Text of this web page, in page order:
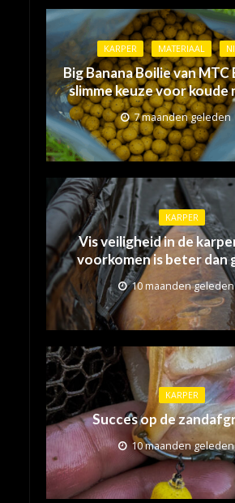
KARPER MATERIAAL
Big Banana Boilie van MTC
slimme keuze voor koude
7 maanden geleden
KARPER
Vis veiligheid in de
voorkomen is beter dan
10 maanden geleden
KARPER
Succes op de
10 maanden geleden